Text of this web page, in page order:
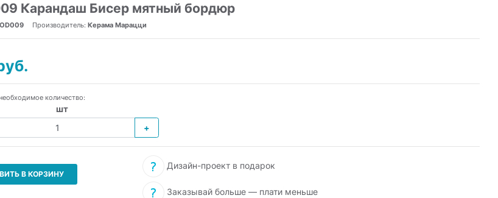
Карандаш Бисер мятный бордюр
Производитель: Керама Марацци
количество:
шт
+
В КОРЗИНУ
Дизайн-проект в подарок
Заказывай больше — плати меньше